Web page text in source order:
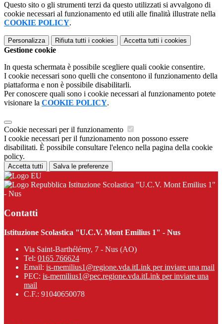
Questo sito o gli strumenti terzi da questo utilizzati si avvalgono di
cookie necessari al funzionamento ed utili alle finalità illustrate nella
COOKIE POLICY.
Personalizza Rifiuta tutti i cookies Accetta tutti i cookies
Gestione cookie
In questa schermata è possibile scegliere quali cookie consentire.
I cookie necessari sono quelli che consentono il funzionamento della
piattaforma e non è possibile disabilitarli.
Per conoscere quali sono i cookie necessari al funzionamento potete
visionare la COOKIE POLICY.
Cookie necessari per il funzionamento
I cookie necessari per il funzionamento non possono essere
disabilitati. È possibile consultare l'elenco nella pagina della cookie
policy.
Accetta tutti Salva le preferenze
Istituzione Scolastica "U.C.V. Mont Emilius 1"
- Nus
Contatti
Istituzione Scolastica "U.C.V. Mont Emilius 1" - Nus
Via Saint-Barthélémy, 7 - Nus (AO)
Tel: 0165 766624
Email: is-memilius1@regione.vda.itLink per inviare una mail
PEC: is-memilius1@pec.regione.vda.itLink per inviare una
mail
C.F.: 91040650078